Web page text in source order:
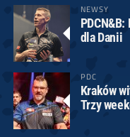
NEWSY
dla Danii
PDC
Kraków
Trzy